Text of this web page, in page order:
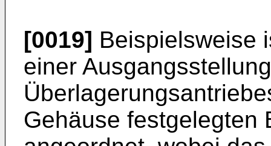
[0019] Beispielsweise
einer
Gehäuse festgelegten